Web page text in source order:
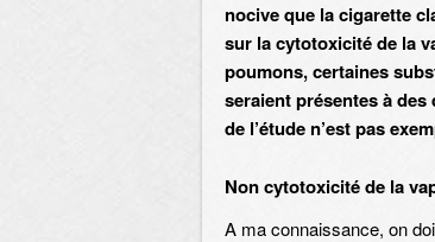
nocive que la cigarette
sur la cytotoxicité de la
poumons, certaines
seraient présentes à
de l’étude n’est pas
Non cytotoxicité de la
A ma connaissance, on